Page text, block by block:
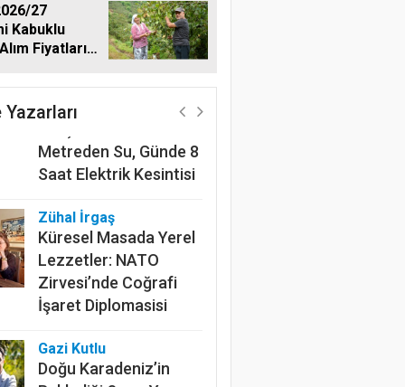
27
Kabuklu
Fiyatlarını
Yazarları
Harun Göksel
220 Kilometrelik
Kanalın Sonundaki Acı
Metreden Su, Günde 8
Saat Elektrik Kesintisi
Zühal İrgaş
Küresel Masada Yerel
Lezzetler: NATO
Zirvesi’nde Coğrafi
İşaret Diplomasisi
Gazi Kutlu
Doğu Karadeniz’in